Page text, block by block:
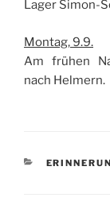
Lager Simon-
Montag, 9.9.
Am frühen
nach Helmern.